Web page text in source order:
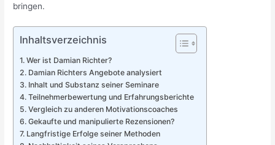
bringen.
Inhaltsverzeichnis
Wer ist Damian Richter?
Damian Richters Angebote analysiert
Inhalt und Substanz seiner Seminare
Teilnehmerbewertung und Erfahrungsberichte
Vergleich zu anderen Motivationscoaches
Gekaufte und manipulierte Rezensionen?
Langfristige Erfolge seiner Methoden